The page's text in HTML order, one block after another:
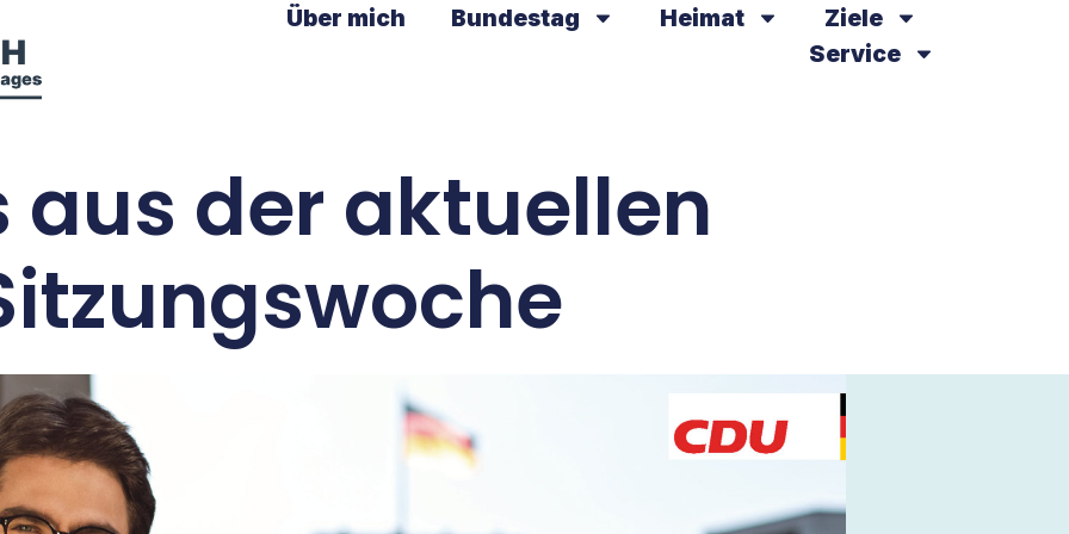
Über mich Bundestag Heimat
Ziele
Service
aus der aktuellen